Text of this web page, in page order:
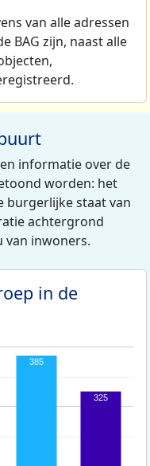
van alle adressen
BAG zijn, naast alle
informatie over de
worden: het
burgerlijke staat van
achtergrond
van inwoners.
in de
385
325